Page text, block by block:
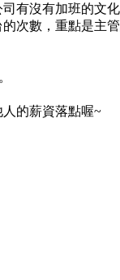
有沒有加班的文
次數，重點是主
的薪資落點喔~